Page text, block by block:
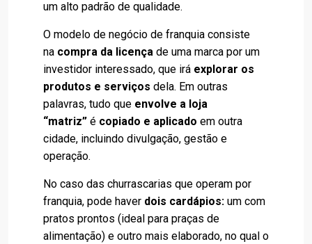
um alto padrão de qualidade.
O modelo de negócio de franquia consiste
na compra da licença de uma marca por um
investidor interessado, que irá explorar os
produtos e serviços dela. Em outras
palavras, tudo que envolve a loja
“matriz” é copiado e aplicado em outra
cidade, incluindo divulgação, gestão e
operação.
No caso das churrascarias que operam por
franquia, pode haver dois cardápios: um com
pratos prontos (ideal para praças de
alimentação) e outro mais elaborado, no qual o